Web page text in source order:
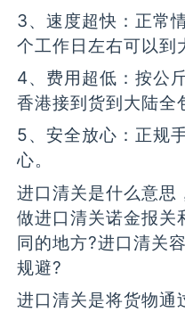
3、速度超快：正常
个工作日左右可以到
4、费用超低：按公
香港接到货到大陆全
5、安全放心：正规
心。
进口清关是什么意思
做进口清关诺金报关
同的地方?进口清关
规避?
进口清关是将货物通